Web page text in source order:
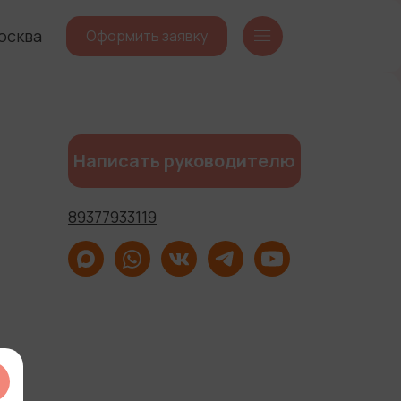
Оформить заявку
Написать руководителю
89377933119